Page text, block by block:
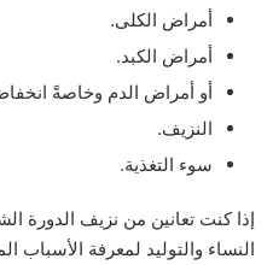
أمراض الكلى.
أمراض الكبد.
أو أمراض الدم وخاصةً
النزيف.
سوء التغذية.
إذا كنت تعانين من نزيف الدورة
النساء والتوليد لمعرفة الأسباب